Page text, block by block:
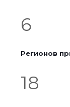
6
Регионов
18